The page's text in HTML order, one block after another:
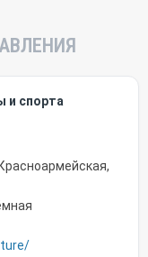
и спорта